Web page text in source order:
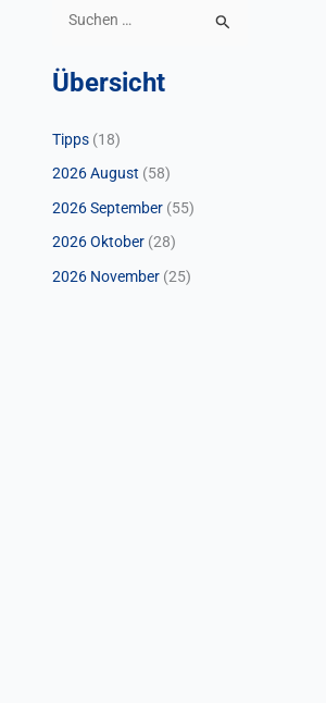
c
e
n
n
a
c
Übersicht
Tipps (18)
2026 August (58)
2026 September (55)
2026 Oktober (28)
2026 November (25)